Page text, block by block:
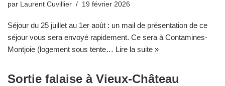
par Laurent Cuvillier 19 février 2026
Séjour du 25 juillet au 1er août : un mail de présentation de ce
séjour vous sera envoyé rapidement. Ce sera à Contamines-
Montjoie (logement sous tente… Lire la suite »
Sortie falaise à Vieux-Château